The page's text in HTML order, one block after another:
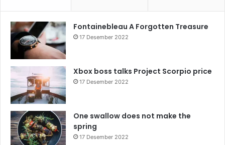
Fontainebleau A Forgotten Treasure
17 Desember 2022
Xbox boss talks Project Scorpio price
17 Desember 2022
One swallow does not make the
spring
17 Desember 2022